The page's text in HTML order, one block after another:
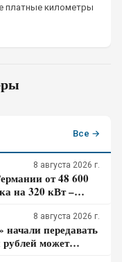
платные километры
Все →
8 августа 2026 г.
от 48 600
на 320 кВт –
8 августа 2026 г.
начали передавать
может